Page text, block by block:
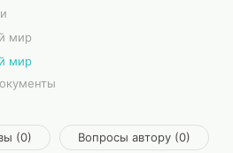
мир
мир
(0) Вопросы автору (0)